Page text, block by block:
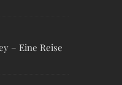
– Eine Reise